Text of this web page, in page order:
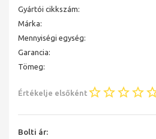
Gyártói cikkszám:
Márka:
Mennyiségi egység:
Garancia:
Tömeg:
Értékelje elsőként
Bolti ár: